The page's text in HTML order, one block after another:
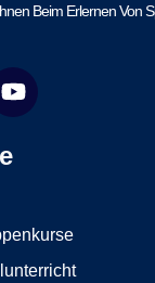
Beim Erlernen Von
Y
o
t
e